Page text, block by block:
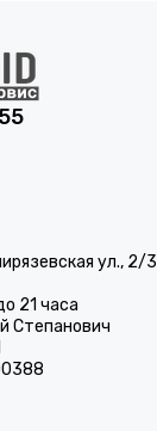
ул., 2/3
21 часа
Степанович